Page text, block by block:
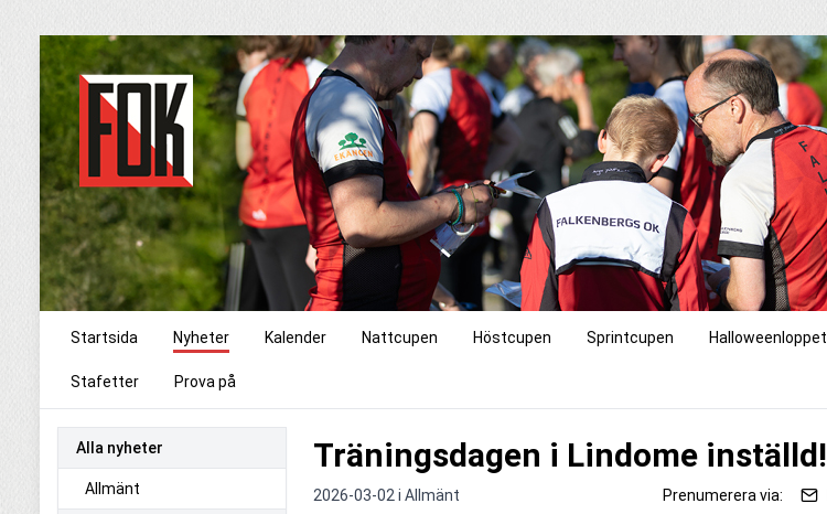
Startsida Nyheter Kalender Nattcupen Höstcupen Sprintcupen Halloweenloppet
Stafetter Prova på
Alla nyheter
Allmänt
Träningsdagen i Lindome inställd!
2026-03-02 i Allmänt Prenumerera via: